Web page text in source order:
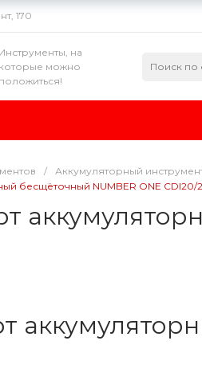
170
Инструменты, на
которые можно
положиться!
/ Аккумуляторный
бесщёточный NUMBER ONE CDI20/